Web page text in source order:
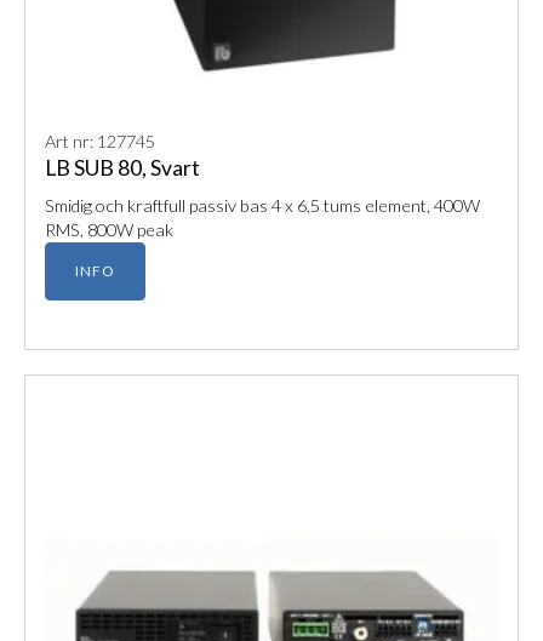
Art nr: 127745
LB SUB 80, Svart
Smidig och kraftfull passiv bas 4 x 6,5 tums element, 400W
RMS, 800W peak
INFO